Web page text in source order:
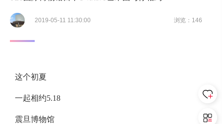
2019-05-11 11:30:00 浏览：146
这个初夏
一起相约5.18
震旦博物馆